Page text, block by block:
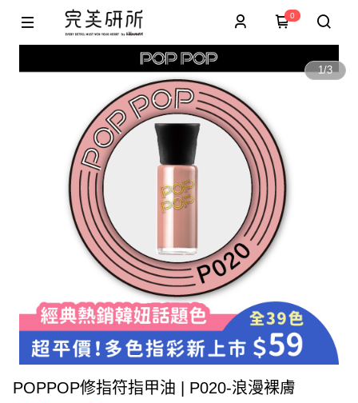
0
1/3
POPPOP修指符指甲油 | P020-浪漫裸膚